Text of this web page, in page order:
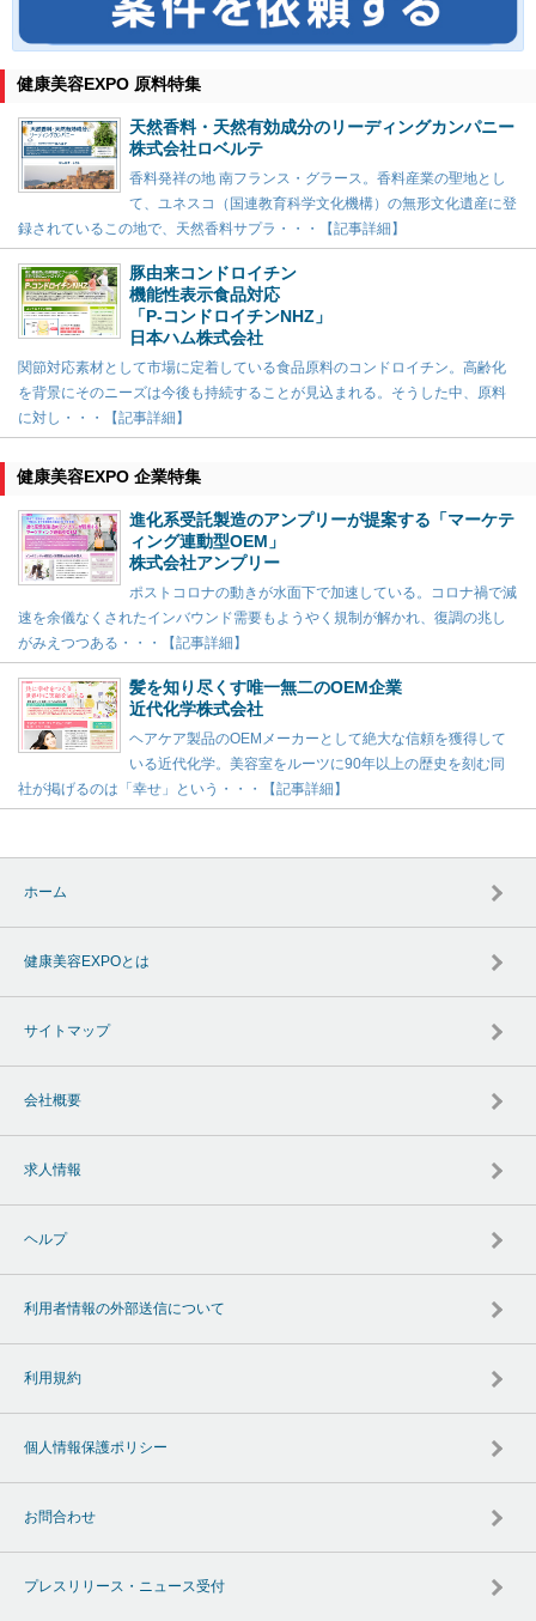
健康美容EXPO 原料特集
天然香料・天然有効成分のリーディングカンパニー
株式会社ロベルテ
香料発祥の地 南フランス・グラース。香料産業の聖地とし
て、ユネスコ（国連教育科学文化機構）の無形文化遺産に登
録されているこの地で、天然香料サプラ・・・【記事詳細】
豚由来コンドロイチン
機能性表示食品対応
「P-コンドロイチンNHZ」
日本ハム株式会社
関節対応素材として市場に定着している食品原料のコンドロイチン。高齢化
を背景にそのニーズは今後も持続することが見込まれる。そうした中、原料
に対し・・・【記事詳細】
健康美容EXPO 企業特集
進化系受託製造のアンプリーが提案する「マーケテ
ィング連動型OEM」
株式会社アンプリー
ポストコロナの動きが水面下で加速している。コロナ禍で減
速を余儀なくされたインバウンド需要もようやく規制が解かれ、復調の兆し
がみえつつある・・・【記事詳細】
髪を知り尽くす唯一無二のOEM企業
近代化学株式会社
ヘアケア製品のOEMメーカーとして絶大な信頼を獲得して
いる近代化学。美容室をルーツに90年以上の歴史を刻む同
社が掲げるのは「幸せ」という・・・【記事詳細】
ホーム
健康美容EXPOとは
サイトマップ
会社概要
求人情報
ヘルプ
利用者情報の外部送信について
利用規約
個人情報保護ポリシー
お問合わせ
プレスリリース・ニュース受付